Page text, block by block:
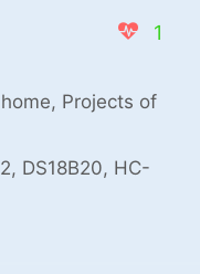
1
, Projects of
, DS18B20, HC-